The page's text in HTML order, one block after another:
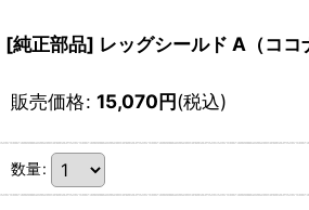
[純正部品] レッグシールド A（ココ
販売価格: 15,070円(税込)
数量: